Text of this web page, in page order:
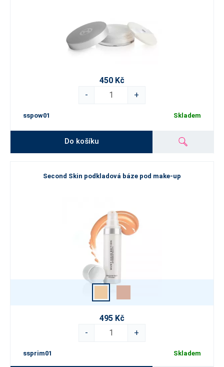
450 Kč
-
+
sspow01 Skladem
Do košíku
Second Skin podkladová báze pod make-up
495 Kč
-
+
ssprim01 Skladem